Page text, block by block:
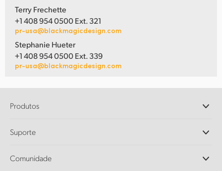
Terry Frechette
+1 408 954 0500 Ext. 321
pr-usa@blackmagicdesign.com
Stephanie Hueter
+1 408 954 0500 Ext. 339
pr-usa@blackmagicdesign.com
Produtos
DaVinci Resolve e Fusion
Ultimatte
Suporte
Central de Suporte Técnico
Comunidade